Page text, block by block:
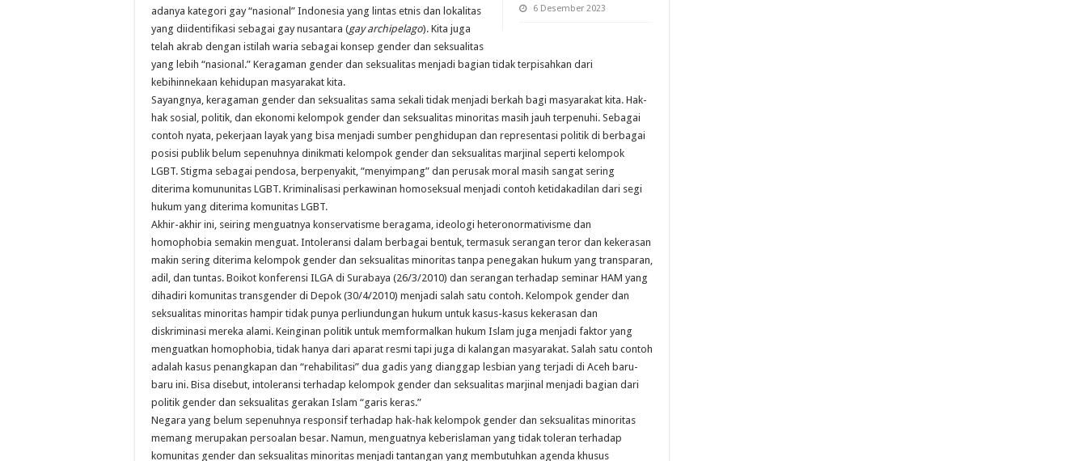
6 Desember 2023
adanya kategori gay “nasional” Indonesia yang lintas etnis dan lokalitas
yang diidentifikasi sebagai gay nusantara (gay archipelago). Kita juga
telah akrab dengan istilah waria sebagai konsep gender dan seksualitas
yang lebih “nasional.” Keragaman gender dan seksualitas menjadi bagian tidak terpisahkan dari
kebihinnekaan kehidupan masyarakat kita.
Sayangnya, keragaman gender dan seksualitas sama sekali tidak menjadi berkah bagi masyarakat kita. Hak-
hak sosial, politik, dan ekonomi kelompok gender dan seksualitas minoritas masih jauh terpenuhi. Sebagai
contoh nyata, pekerjaan layak yang bisa menjadi sumber penghidupan dan representasi politik di berbagai
posisi publik belum sepenuhnya dinikmati kelompok gender dan seksualitas marjinal seperti kelompok
LGBT. Stigma sebagai pendosa, berpenyakit, “menyimpang” dan perusak moral masih sangat sering
diterima komununitas LGBT. Kriminalisasi perkawinan homoseksual menjadi contoh ketidakadilan dari segi
hukum yang diterima komunitas LGBT.
Akhir-akhir ini, seiring menguatnya konservatisme beragama, ideologi heteronormativisme dan
homophobia semakin menguat. Intoleransi dalam berbagai bentuk, termasuk serangan teror dan kekerasan
makin sering diterima kelompok gender dan seksualitas minoritas tanpa penegakan hukum yang transparan,
adil, dan tuntas. Boikot konferensi ILGA di Surabaya (26/3/2010) dan serangan terhadap seminar HAM yang
dihadiri komunitas transgender di Depok (30/4/2010) menjadi salah satu contoh. Kelompok gender dan
seksualitas minoritas hampir tidak punya perliundungan hukum untuk kasus-kasus kekerasan dan
diskriminasi mereka alami. Keinginan politik untuk memformalkan hukum Islam juga menjadi faktor yang
menguatkan homophobia, tidak hanya dari aparat resmi tapi juga di kalangan masyarakat. Salah satu contoh
adalah kasus penangkapan dan “rehabilitasi” dua gadis yang dianggap lesbian yang terjadi di Aceh baru-
baru ini. Bisa disebut, intoleransi terhadap kelompok gender dan seksualitas marjinal menjadi bagian dari
politik gender dan seksualitas gerakan Islam “garis keras.”
Negara yang belum sepenuhnya responsif terhadap hak-hak kelompok gender dan seksualitas minoritas
memang merupakan persoalan besar. Namun, menguatnya keberislaman yang tidak toleran terhadap
komunitas gender dan seksualitas minoritas menjadi tantangan yang membutuhkan agenda khusus